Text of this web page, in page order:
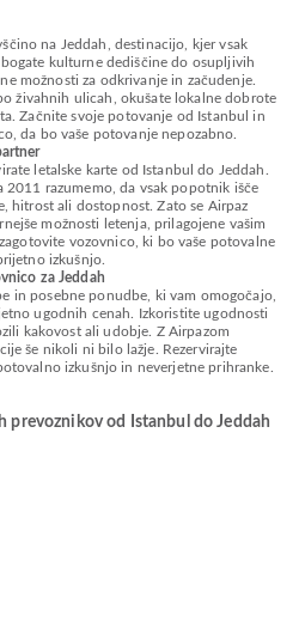
na Jeddah, destinacijo, kjer vsak
kulturne dediščine do osupljivih
možnosti za odkrivanje in začudenje.
živahnih ulicah, okušate lokalne dobrote
Začnite svoje potovanje od Istanbul in
da bo vaše potovanje nepozabno.
letalske karte od Istanbul do Jeddah.
razumemo, da vsak popotnik išče
hitrost ali dostopnost. Zato se Airpaz
možnosti letenja, prilagojene vašim
vozovnico, ki bo vaše potovalne
izkušnjo.
za Jeddah
in posebne ponudbe, ki vam omogočajo,
ugodnih cenah. Izkoristite ugodnosti
kakovost ali udobje. Z Airpazom
še nikoli ni bilo lažje. Rezervirajte
izkušnjo in neverjetne prihranke.
prevoznikov od Istanbul do Jeddah